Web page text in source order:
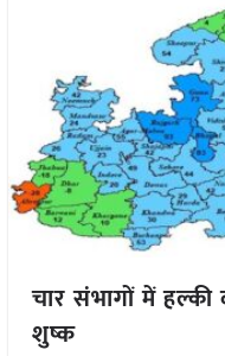
चार संभागों में हल्की
शुष्क